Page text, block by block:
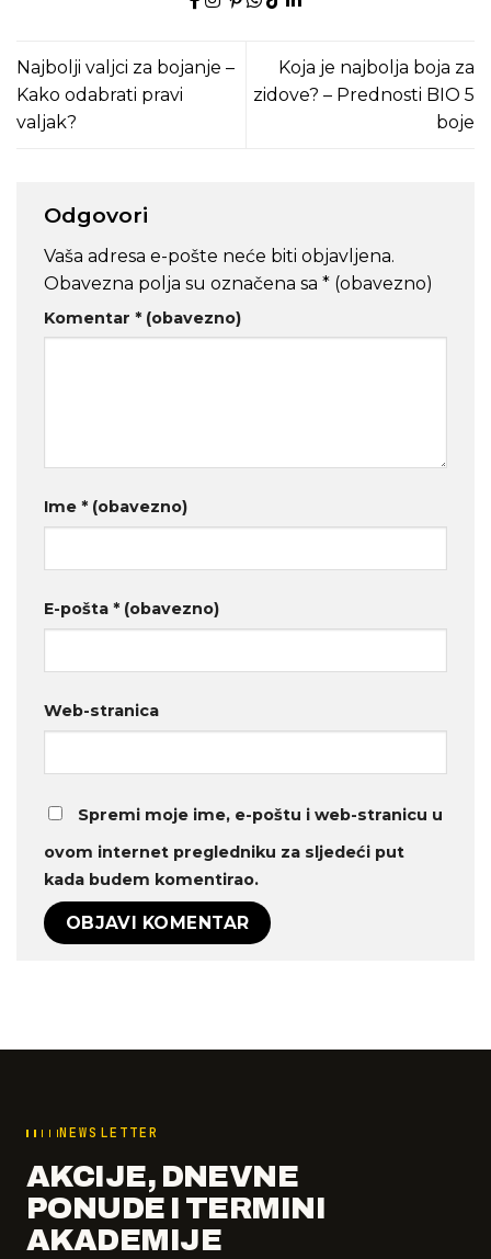
Najbolji valjci za bojanje –
Kako odabrati pravi
valjak?
Koja je najbolja boja za
zidove? – Prednosti BIO 5
boje
Odgovori
Vaša adresa e-pošte neće biti objavljena.
Obavezna polja su označena sa * (obavezno)
Komentar * (obavezno)
Ime * (obavezno)
E-pošta * (obavezno)
Web-stranica
Spremi moje ime, e-poštu i web-stranicu u
ovom internet pregledniku za sljedeći put
kada budem komentirao.
NEWSLETTER
AKCIJE, DNEVNE
PONUDE I TERMINI
AKADEMIJE